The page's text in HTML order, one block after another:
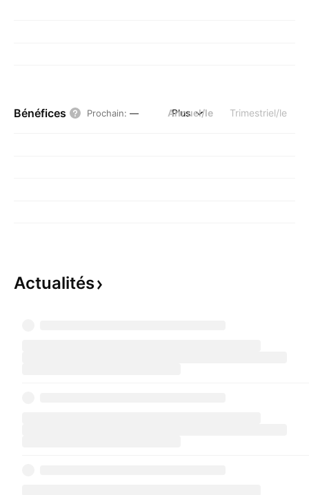
Bénéfices Prochain: — Annuel/le Trimestriel/le
Plus
Actualités